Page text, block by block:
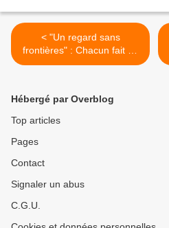
< "Un regard sans
frontières" : Chacun fait de
son mieux. Anton Nikolski.
Hébergé par Overblog
Top articles
Pages
Contact
Signaler un abus
C.G.U.